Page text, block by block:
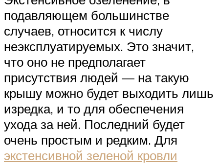
подавляющем большинстве
случаев, относится к числу
неэксплуатируемых. Это значит,
что оно не предполагает
присутствия людей — на такую
крышу можно будет выходить лишь
изредка, и то для обеспечения
ухода за ней. Последний будет
очень простым и редким. Для
экстенсивной зеленой кровли